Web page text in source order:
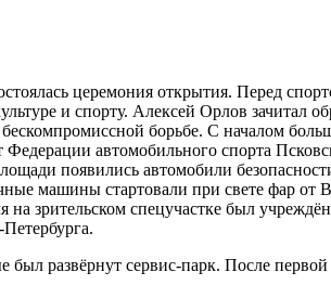
церемония открытия. Перед
и спорту. Алексей Орлов зачитал
борьбе. С началом
автомобильного спорта
появились автомобили
машины стартовали при свете фар от
зрительском спецучастке был
развёрнут сервис-парк. После